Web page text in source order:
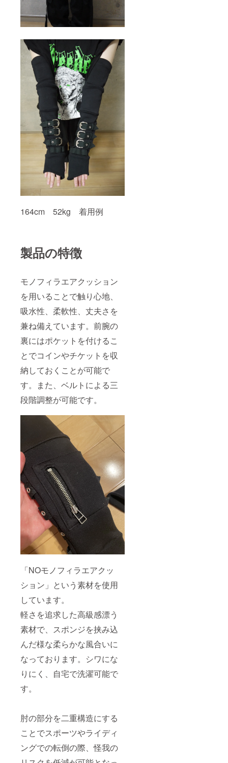
164cm 52kg 着用例
製品の特徴
モノフィラエアクッション
を用いることで触り心地、
吸水性、柔軟性、丈夫さを
兼ね備えています。前腕の
裏にはポケットを付けるこ
とでコインやチケットを収
納しておくことが可能で
す。また、ベルトによる三
段階調整が可能です。
「NOモノフィラエアクッ
ション」という素材を使用
しています。
軽さを追求した高級感漂う
素材で、スポンジを挟み込
んだ様な柔らかな風合いに
なっております。シワにな
りにく、自宅で洗濯可能で
す。
肘の部分を二重構造にする
ことでスポーツやライディ
ングでの転倒の際、怪我の